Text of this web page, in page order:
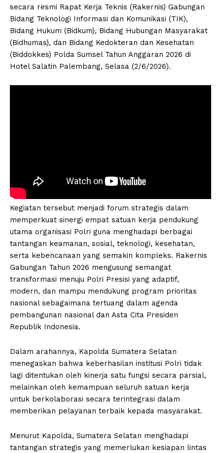
secara resmi Rapat Kerja Teknis (Rakernis) Gabungan
Bidang Teknologi Informasi dan Komunikasi (TIK),
Bidang Hukum (Bidkum), Bidang Hubungan Masyarakat
(Bidhumas), dan Bidang Kedokteran dan Kesehatan
(Biddokkes) Polda Sumsel Tahun Anggaran 2026 di
Hotel Salatin Palembang, Selasa (2/6/2026).
Kegiatan tersebut menjadi forum strategis dalam
memperkuat sinergi empat satuan kerja pendukung
utama organisasi Polri guna menghadapi berbagai
tantangan keamanan, sosial, teknologi, kesehatan,
serta kebencanaan yang semakin kompleks. Rakernis
Gabungan Tahun 2026 mengusung semangat
transformasi menuju Polri Presisi yang adaptif,
modern, dan mampu mendukung program prioritas
nasional sebagaimana tertuang dalam agenda
pembangunan nasional dan Asta Cita Presiden
Republik Indonesia.
Dalam arahannya, Kapolda Sumatera Selatan
menegaskan bahwa keberhasilan institusi Polri tidak
lagi ditentukan oleh kinerja satu fungsi secara parsial,
melainkan oleh kemampuan seluruh satuan kerja
untuk berkolaborasi secara terintegrasi dalam
memberikan pelayanan terbaik kepada masyarakat.
Menurut Kapolda, Sumatera Selatan menghadapi
tantangan strategis yang memerlukan kesiapan lintas